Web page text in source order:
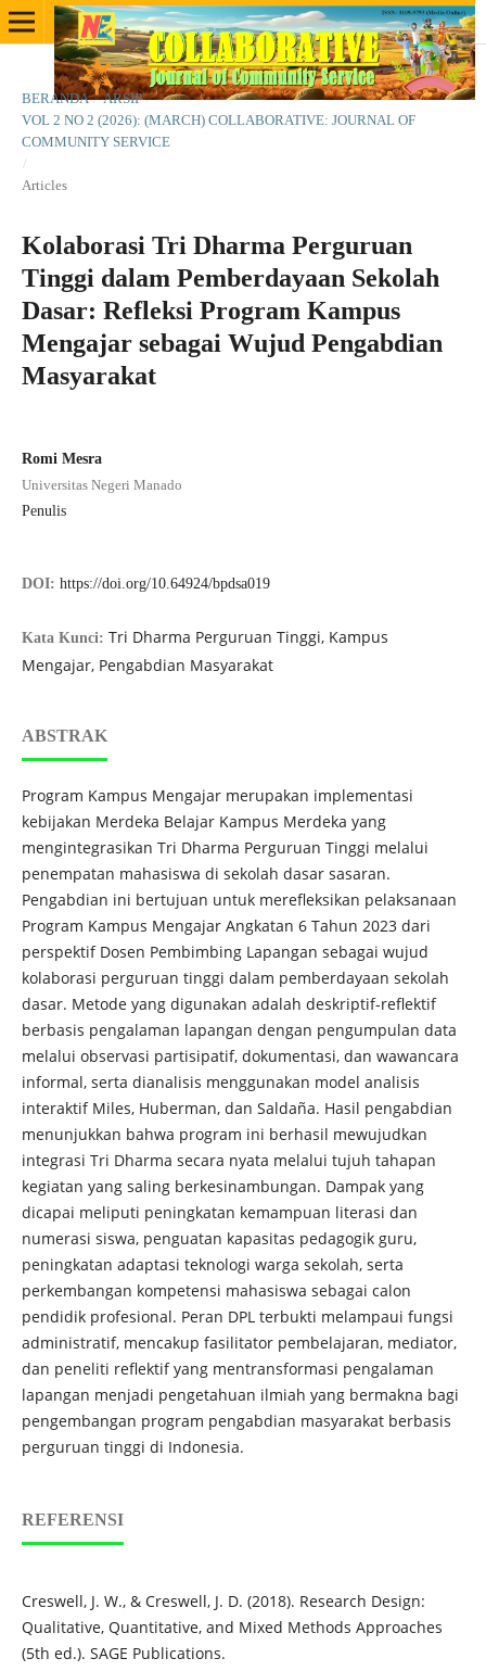
BERANDA / ARSIP /
VOL 2 NO 2 (2026): (MARCH) COLLABORATIVE: JOURNAL OF
COMMUNITY SERVICE
/
Articles
Kolaborasi Tri Dharma Perguruan
Tinggi dalam Pemberdayaan Sekolah
Dasar: Refleksi Program Kampus
Mengajar sebagai Wujud Pengabdian
Masyarakat
Romi Mesra
Universitas Negeri Manado
Penulis
DOI: https://doi.org/10.64924/bpdsa019
Kata Kunci: Tri Dharma Perguruan Tinggi, Kampus
Mengajar, Pengabdian Masyarakat
ABSTRAK
Program Kampus Mengajar merupakan implementasi
kebijakan Merdeka Belajar Kampus Merdeka yang
mengintegrasikan Tri Dharma Perguruan Tinggi melalui
penempatan mahasiswa di sekolah dasar sasaran.
Pengabdian ini bertujuan untuk merefleksikan pelaksanaan
Program Kampus Mengajar Angkatan 6 Tahun 2023 dari
perspektif Dosen Pembimbing Lapangan sebagai wujud
kolaborasi perguruan tinggi dalam pemberdayaan sekolah
dasar. Metode yang digunakan adalah deskriptif-reflektif
berbasis pengalaman lapangan dengan pengumpulan data
melalui observasi partisipatif, dokumentasi, dan wawancara
informal, serta dianalisis menggunakan model analisis
interaktif Miles, Huberman, dan Saldaña. Hasil pengabdian
menunjukkan bahwa program ini berhasil mewujudkan
integrasi Tri Dharma secara nyata melalui tujuh tahapan
kegiatan yang saling berkesinambungan. Dampak yang
dicapai meliputi peningkatan kemampuan literasi dan
numerasi siswa, penguatan kapasitas pedagogik guru,
peningkatan adaptasi teknologi warga sekolah, serta
perkembangan kompetensi mahasiswa sebagai calon
pendidik profesional. Peran DPL terbukti melampaui fungsi
administratif, mencakup fasilitator pembelajaran, mediator,
dan peneliti reflektif yang mentransformasi pengalaman
lapangan menjadi pengetahuan ilmiah yang bermakna bagi
pengembangan program pengabdian masyarakat berbasis
perguruan tinggi di Indonesia.
REFERENSI
Creswell, J. W., & Creswell, J. D. (2018). Research Design:
Qualitative, Quantitative, and Mixed Methods Approaches
(5th ed.). SAGE Publications.